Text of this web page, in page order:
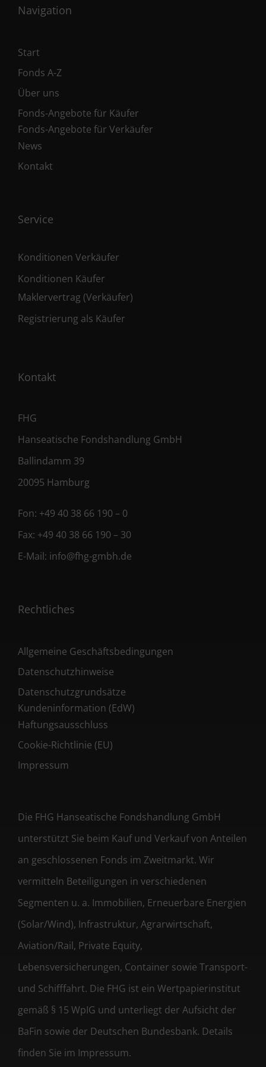
Navigation
Start
Fonds A-Z
Über uns
Fonds-Angebote für Käufer
Fonds-Angebote für Verkäufer
News
Kontakt
Service
Konditionen Verkäufer
Konditionen Käufer
Maklervertrag (Verkäufer)
Registrierung als Käufer
Kontakt
FHG
Hanseatische Fondshandlung GmbH
Ballindamm 39
20095 Hamburg
Fon: +49 40 38 66 190 – 0
Fax: +49 40 38 66 190 – 30
E-Mail: info@fhg-gmbh.de
Rechtliches
Allgemeine Geschäftsbedingungen
Datenschutzhinweise
Datenschutzgrundsätze
Kundeninformation (EdW)
Haftungsausschluss
Cookie-Richtlinie (EU)
Impressum
Die FHG Hanseatische Fondshandlung GmbH
unterstützt Sie beim Kauf und Verkauf von Anteilen
an geschlossenen Fonds im Zweitmarkt. Wir
vermitteln Beteiligungen in verschiedenen
Segmenten u. a. Immobilien, Erneuerbare Energien
(Solar/Wind), Infrastruktur, Agrarwirtschaft,
Aviation/Rail, Private Equity,
Lebensversicherungen, Container sowie Transport-
und Schifffahrt. Die FHG ist ein Wertpapierinstitut
gemäß § 15 WpIG und unterliegt der Aufsicht der
BaFin sowie der Deutschen Bundesbank. Details
finden Sie im Impressum.